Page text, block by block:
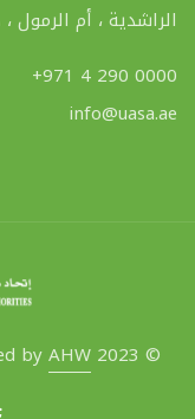
الراشدية ، أم الرمول
+971 4 290 0000
info@uasa.ae
© 2023 UASA. All Rights Reserved. Developed by
AHW